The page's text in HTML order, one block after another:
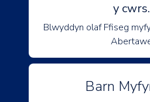
y cwrs.
Blwyddyn olaf Ffiseg
Barn